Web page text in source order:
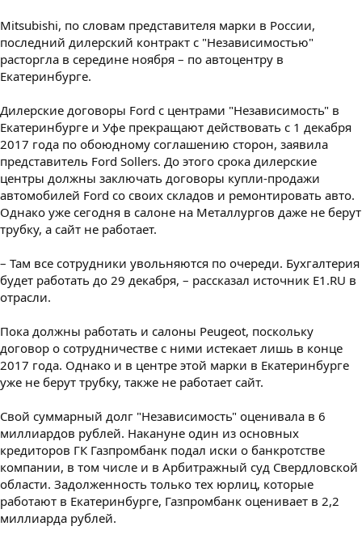
Mitsubishi, по словам представителя марки в России,
последний дилерский контракт с "Независимостью"
расторгла в середине ноября – по автоцентру в
Екатеринбурге.
Дилерские договоры Ford с центрами "Независимость" в
Екатеринбурге и Уфе прекращают действовать с 1 декабря
2017 года по обоюдному соглашению сторон, заявила
представитель Ford Sollers. До этого срока дилерские
центры должны заключать договоры купли-продажи
автомобилей Ford со своих складов и ремонтировать авто.
Однако уже сегодня в салоне на Металлургов даже не берут
трубку, а сайт не работает.
– Там все сотрудники увольняются по очереди. Бухгалтерия
будет работать до 29 декабря, – рассказал источник E1.RU в
отрасли.
Пока должны работать и салоны Peugeot, поскольку
договор о сотрудничестве с ними истекает лишь в конце
2017 года. Однако и в центре этой марки в Екатеринбурге
уже не берут трубку, также не работает сайт.
Свой суммарный долг "Независимость" оценивала в 6
миллиардов рублей. Накануне один из основных
кредиторов ГК Газпромбанк подал иски о банкротстве
компании, в том числе и в Арбитражный суд Свердловской
области. Задолженность только тех юрлиц, которые
работают в Екатеринбурге, Газпромбанк оценивает в 2,2
миллиарда рублей.